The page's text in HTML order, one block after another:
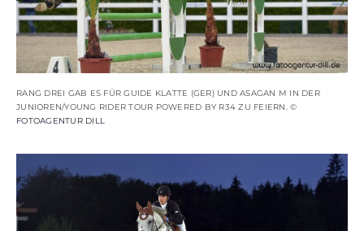
RANG DREI GAB ES FÜR GUIDE KLATTE (GER) UND ASAGAN M IN DER
JUNIOREN/YOUNG RIDER TOUR POWERED BY R34 ZU FEIERN. ©
FOTOAGENTUR DILL